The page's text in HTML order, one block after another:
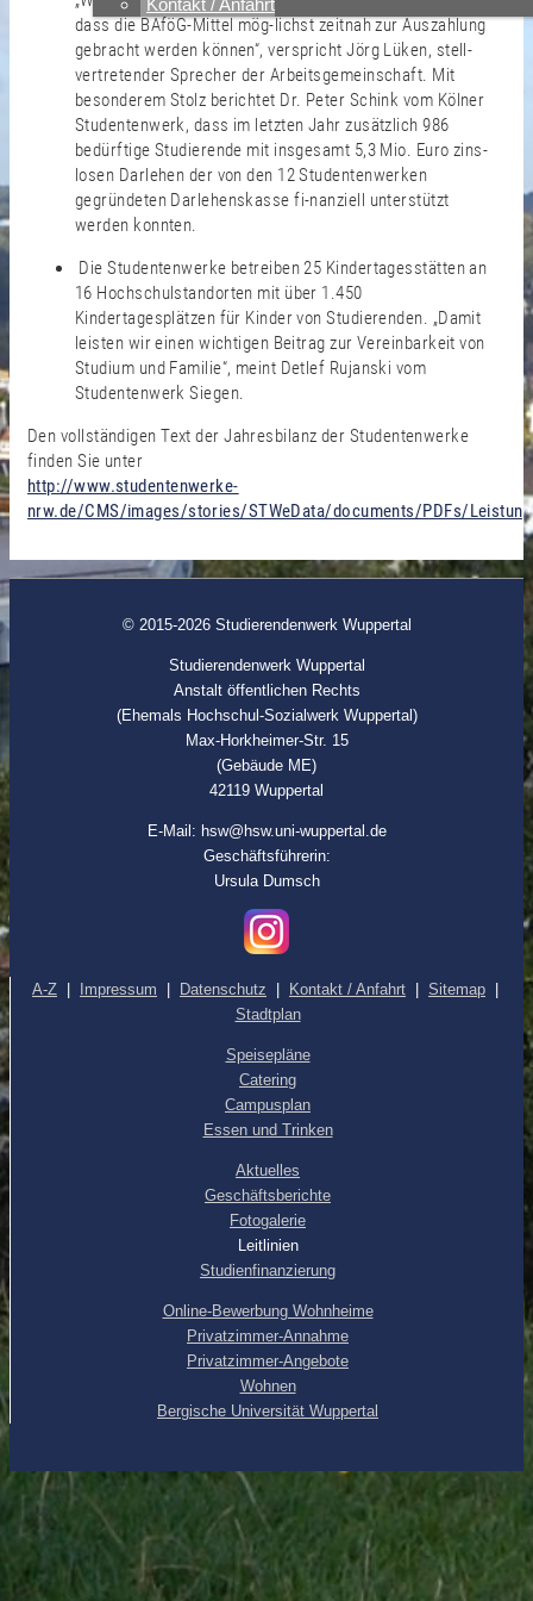
Kontakt / Anfahrt
dass die BAföG-Mittel mög-lichst zeitnah zur Auszahlung
gebracht werden können“, verspricht Jörg Lüken, stell-
vertretender Sprecher der Arbeitsgemeinschaft. Mit
besonderem Stolz berichtet Dr. Peter Schink vom Kölner
Studentenwerk, dass im letzten Jahr zusätzlich 986
bedürftige Studierende mit insgesamt 5,3 Mio. Euro zins-
losen Darlehen der von den 12 Studentenwerken
gegründeten Darlehenskasse fi-nanziell unterstützt
werden konnten.
Die Studentenwerke betreiben 25 Kindertagesstätten an
16 Hochschulstandorten mit über 1.450
Kindertagesplätzen für Kinder von Studierenden. „Damit
leisten wir einen wichtigen Beitrag zur Vereinbarkeit von
Studium und Familie“, meint Detlef Rujanski vom
Studentenwerk Siegen.
Den vollständigen Text der Jahresbilanz der Studentenwerke
finden Sie unter
http://www.studentenwerke-
nrw.de/CMS/images/stories/STWeData/documents/PDFs/
© 2015-2026 Studierendenwerk Wuppertal
Studierendenwerk Wuppertal
Anstalt öffentlichen Rechts
(Ehemals Hochschul-Sozialwerk Wuppertal)
Max-Horkheimer-Str. 15
(Gebäude ME)
42119 Wuppertal
E-Mail: hsw@hsw.uni-wuppertal.de
Geschäftsführerin:
Ursula Dumsch
A-Z Impressum Datenschutz Kontakt / Anfahrt Sitemap
Stadtplan
Speisepläne
Catering
Campusplan
Essen und Trinken
Aktuelles
Geschäftsberichte
Fotogalerie
Leitlinien
Studienfinanzierung
Online-Bewerbung Wohnheime
Privatzimmer-Annahme
Privatzimmer-Angebote
Wohnen
Bergische Universität Wuppertal